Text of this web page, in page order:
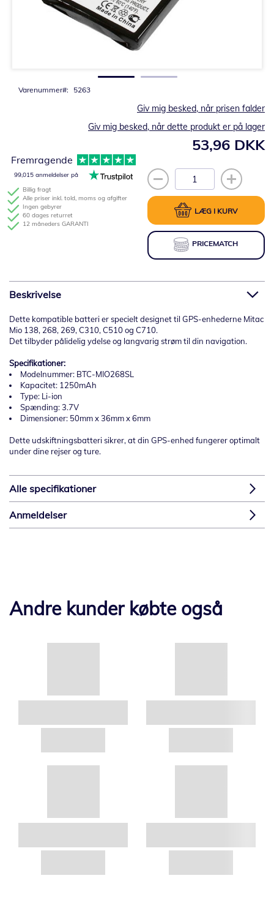
Varenummer 5263
53,96 DKK
Giv mig besked, når prisen falder
Giv mig besked, når dette produkt er på lager
LÆG I KURV
PRICEMATCH
Billig fragt
Alle priser inkl. told, moms og afgifter
Ingen gebyrer
60 dages returret
12 måneders GARANTI
Fremragende
99,015 anmeldelser på
Beskrivelse
Dette kompatible batteri er specielt designet til GPS-enhederne Mitac
Mio 138, 268, 269, C310, C510 og C710.
Det tilbyder pålidelig ydelse og langvarig strøm til din navigation.
Specifikationer:
Modelnummer: BTC-MIO268SL
Kapacitet: 1250mAh
Type: Li-ion
Spænding: 3.7V
Dimensioner: 50mm x 36mm x 6mm
Dette udskiftningsbatteri sikrer, at din GPS-enhed fungerer optimalt
under dine rejser og ture.
Alle specifikationer
Anmeldelser
Andre kunder købte også